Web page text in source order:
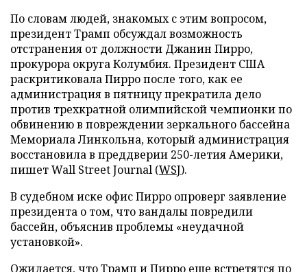
По словам людей, знакомых с этим вопросом,
президент Трамп обсуждал возможность
отстранения от должности Джанин Пирро,
прокурора округа Колумбия. Президент США
раскритиковала Пирро после того, как ее
администрация в пятницу прекратила дело
против трехкратной олимпийской чемпионки по
обвинению в повреждении зеркального бассейна
Мемориала Линкольна, который администрация
восстановила в преддверии 250-летия Америки,
пишет Wall Street Journal (WSJ).
В судебном иске офис Пирро опроверг заявление
президента о том, что вандалы повредили
бассейн, объяснив проблемы «неудачной
установкой».
Ожидается, что Трамп и Пирро еще встретятся по